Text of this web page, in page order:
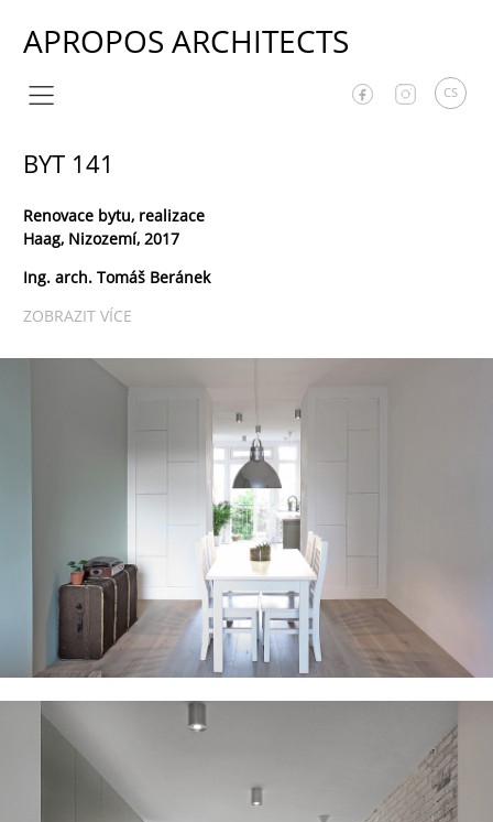
APROPOS ARCHITECTS
CS
BYT 141
Renovace bytu, realizace
Haag, Nizozemí, 2017
Ing. arch. Tomáš Beránek
ZOBRAZIT VÍCE